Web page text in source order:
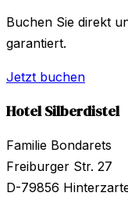
Buchen Sie direkt
garantiert.
Jetzt buchen
Hotel Silberdistel
Familie Bondarets
Freiburger Str. 27
D-79856